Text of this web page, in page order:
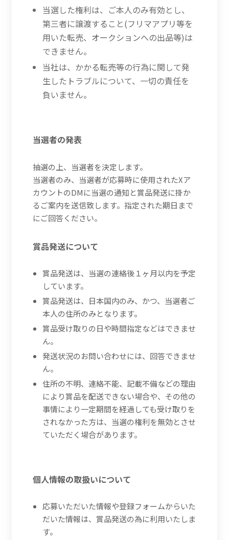
当選した権利は、ご本人のみ有効とし、
第三者に譲渡すること(フリマアプリ等を
用いた転売、オークションへの出品等)は
できません。
当社は、かかる転売等の行為に関して発
生したトラブルについて、一切の責任を
負いません。
当選者の発表
抽選の上、当選者を決定します。
当選者のみ、当選者が応募時に使用されたXア
カウントのDMに当選の通知と賞品発送に掛か
るご案内を送信致します。指定された期日まで
にご回答ください。
賞品発送について
賞品発送は、当選の連絡後１ヶ月以内を予定
しています。
賞品発送は、日本国内のみ、かつ、当選者ご
本人の住所のみとなります。
賞品受け取りの日や時間指定などはできませ
ん。
発送状況のお問い合わせには、回答できませ
ん。
住所の不明、連絡不能、記載不備などの理由
により賞品を配送できない場合や、その他の
事情により一定期間を経過しても受け取りを
されなかった方は、当選の権利を無効とさせ
ていただく場合があります。
個人情報の取扱いについて
応募いただいた情報や登録フォームからいた
だいた情報は、賞品発送の為に利用いたしま
す。